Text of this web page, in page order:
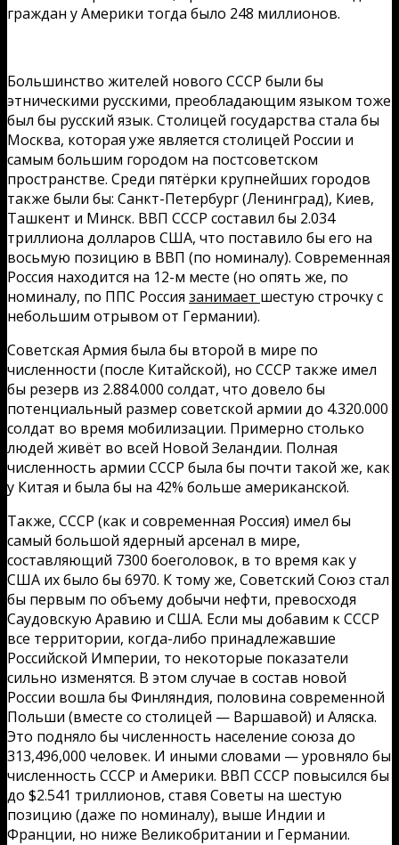
граждан у Америки тогда было 248 миллионов.
Большинство жителей нового СССР были бы
этническими русскими, преобладающим языком тоже
был бы русский язык. Столицей государства стала бы
Москва, которая уже является столицей России и
самым большим городом на постсоветском
пространстве. Среди пятёрки крупнейших городов
также были бы: Санкт-Петербург (Ленинград), Киев,
Ташкент и Минск. ВВП СССР составил бы 2.034
триллиона долларов США, что поставило бы его на
восьмую позицию в ВВП (по номиналу). Современная
Россия находится на 12-м месте (но опять же, по
номиналу, по ППС Россия занимает шестую строчку с
небольшим отрывом от Германии).
Советская Армия была бы второй в мире по
численности (после Китайской), но СССР также имел
бы резерв из 2.884.000 солдат, что довело бы
потенциальный размер советской армии до 4.320.000
солдат во время мобилизации. Примерно столько
людей живёт во всей Новой Зеландии. Полная
численность армии СССР была бы почти такой же, как
у Китая и была бы на 42% больше американской.
Также, СССР (как и современная Россия) имел бы
самый большой ядерный арсенал в мире,
составляющий 7300 боеголовок, в то время как у
США их было бы 6970. К тому же, Советский Союз стал
бы первым по объему добычи нефти, превосходя
Саудовскую Аравию и США. Если мы добавим к СССР
все территории, когда-либо принадлежавшие
Российской Империи, то некоторые показатели
сильно изменятся. В этом случае в состав новой
России вошла бы Финляндия, половина современной
Польши (вместе со столицей — Варшавой) и Аляска.
Это подняло бы численность население союза до
313,496,000 человек. И иными словами — уровняло бы
численность СССР и Америки. ВВП СССР повысился бы
до $2.541 триллионов, ставя Советы на шестую
позицию (даже по номиналу), выше Индии и
Франции, но ниже Великобритании и Германии.